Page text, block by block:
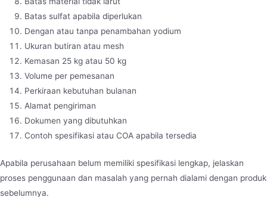
Batas sulfat apabila diperlukan
Dengan atau tanpa penambahan yodium
Ukuran butiran atau mesh
Kemasan 25 kg atau 50 kg
Volume per pemesanan
Perkiraan kebutuhan bulanan
Alamat pengiriman
Dokumen yang dibutuhkan
Contoh spesifikasi atau COA apabila tersedia
Apabila perusahaan belum memiliki spesifikasi lengkap, jelaskan
proses penggunaan dan masalah yang pernah dialami dengan produk
sebelumnya.